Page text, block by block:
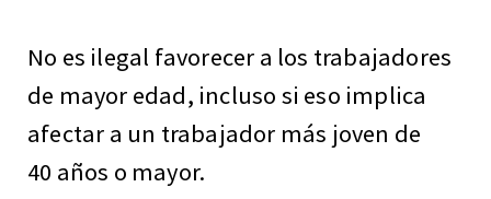
No es ilegal favorecer a los trabajadores
de mayor edad, incluso si eso implica
afectar a un trabajador más joven de
40 años o mayor.